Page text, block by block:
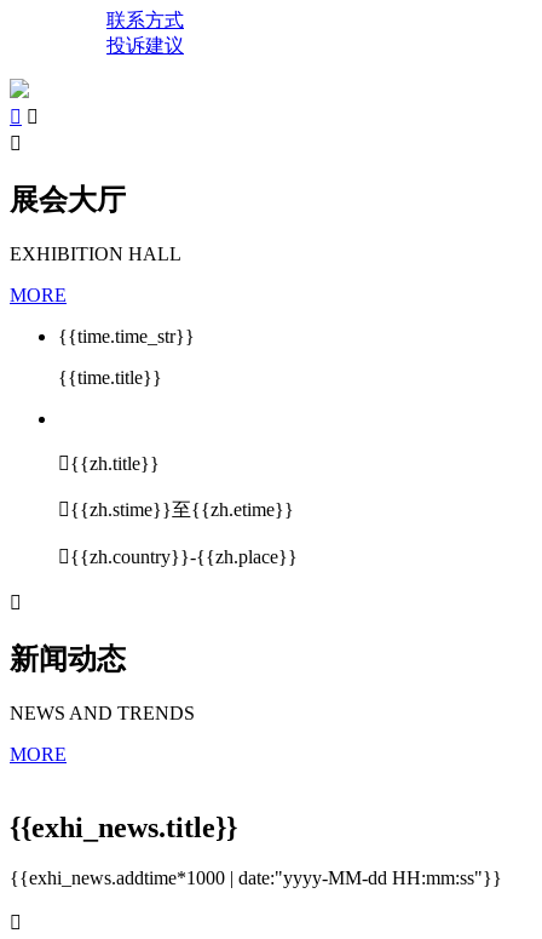
联系方式
投诉建议
 

展会大厅
EXHIBITION HALL
MORE
{{time.time_str}}
{{time.title}}
{{zh.title}}
{{zh.stime}}至{{zh.etime}}
{{zh.country}}-{{zh.place}}

新闻动态
NEWS AND TRENDS
MORE
{{exhi_news.title}}
{{exhi_news.addtime*1000 | date:"yyyy-MM-dd HH:mm:ss"}}
